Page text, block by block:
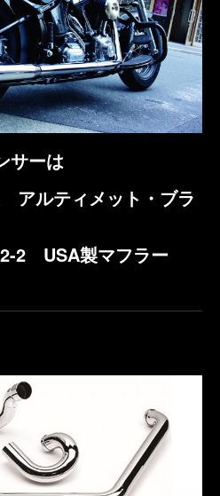
サーは
アルティメット・ブラ
2-2 USA製マフラー